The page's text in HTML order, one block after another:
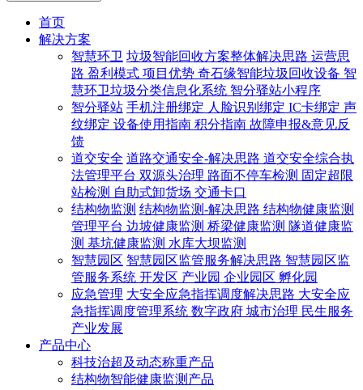
首页
解决方案
智慧环卫 垃圾智能回收方案整体解决思路 运营思
路 盈利模式 项目优势 奇石缘智能垃圾回收设备 智
慧环卫垃圾分类信息化系统 智分驿站小程序
智分驿站 手机注册绑定 人脸识别绑定 IC卡绑定 声
纹绑定 设备使用指南 积分指南 故障申报&意见反
馈
道交安全 道路交通安全-解决思路 道交安全综合执
法管理平台 双源头治理 路面不停车检测 固定超限
站检测 自助式卸货场 交通卡口
结构物监测 结构物监测-解决思路 结构物健康监测
管理平台 边坡健康监测 桥梁健康监测 隧道健康监
测 基坑健康监测 水库大坝监测
智慧园区 智慧园区监管服务解决思路 智慧园区监
管服务系统 开发区 产业园 企业园区 孵化园
应急管理 大安全应急指挥调度解决思路 大安全应
急指挥调度管理系统 数字政府 城市治理 民生服务
产业发展
产品中心
科技治超及动态称重产品
结构物智能健康监测产品